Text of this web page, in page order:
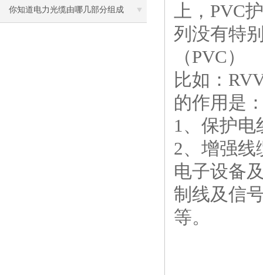
你知道电力光缆由哪几部分组成
上，PVC
列没有特
（PVC）
比如：
的作用是
1、保护
2、增强线
电子设备
制线及信
等。